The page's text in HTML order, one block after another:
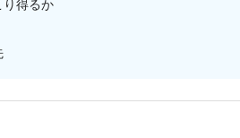
り得るか